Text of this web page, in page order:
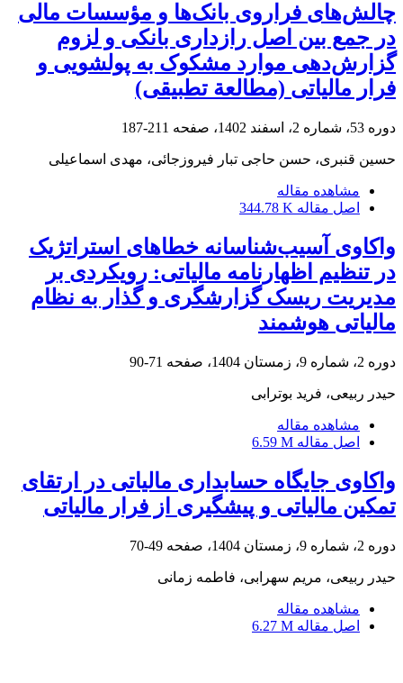
چالش‌های فراروی بانک‌ها و مؤسسات مالی
در جمع بین اصل رازداری بانکی و لزوم
گزارش‌دهی موارد مشکوک به پولشویی و
فرار مالیاتی (مطالعة تطبیقی)
دوره 53، شماره 2، اسفند 1402، صفحه 211-187
حسین قنبری، حسن حاجی تبار فیروزجائی، مهدی اسماعیلی
مشاهده مقاله
اصل مقاله 344.78 K
واکاوی آسیب‌شناسانه خطاهای استراتژیک
در تنظیم اظهارنامه مالیاتی: رویکردی بر
مدیریت ریسک گزارشگری و گذار به نظام
مالیاتی هوشمند
دوره 2، شماره 9، زمستان 1404، صفحه 71-90
حیدر ربیعی، فرید بوترابی
مشاهده مقاله
اصل مقاله 6.59 M
واکاوی جایگاه حسابداری مالیاتی در ارتقای
تمکین مالیاتی و پیشگیری از فرار مالیاتی
دوره 2، شماره 9، زمستان 1404، صفحه 49-70
حیدر ربیعی، مریم سهرابی، فاطمه زمانی
مشاهده مقاله
اصل مقاله 6.27 M